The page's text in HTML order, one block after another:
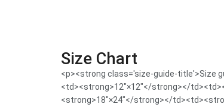
Size Chart
<p><strong class='size-guide-title'>Size
<td><strong>12″×12″</strong></
<strong>18″×24″</strong></